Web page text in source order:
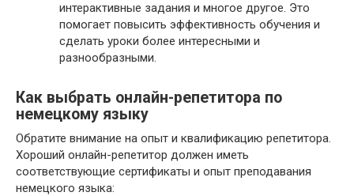
интерактивные задания и многое другое. Это
помогает повысить эффективность обучения и
сделать уроки более интересными и
разнообразными.
Как выбрать онлайн-репетитора по
немецкому языку
Обратите внимание на опыт и квалификацию репетитора.
Хороший онлайн-репетитор должен иметь
соответствующие сертификаты и опыт преподавания
немецкого языка: